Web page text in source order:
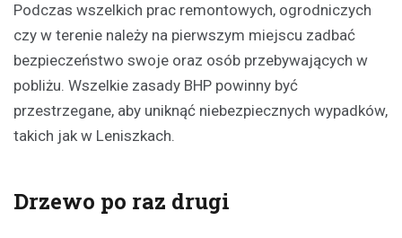
Podczas wszelkich prac remontowych, ogrodniczych
czy w terenie należy na pierwszym miejscu zadbać
bezpieczeństwo swoje oraz osób przebywających w
pobliżu. Wszelkie zasady BHP powinny być
przestrzegane, aby uniknąć niebezpiecznych wypadków,
takich jak w Leniszkach.
Drzewo po raz drugi